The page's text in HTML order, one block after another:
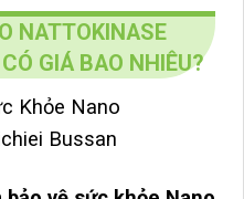
NATTOKINASE
GIÁ BAO NHIÊU?